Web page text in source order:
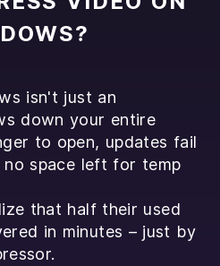
isn't just an
down your entire
to open, updates fail
space left for temp
that half their used
in minutes – just by